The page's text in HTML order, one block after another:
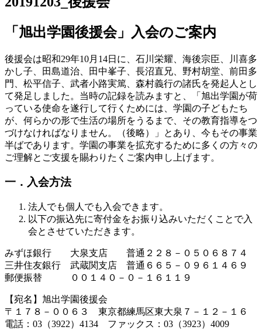
「旭出学園後援会」入会のご案内
後援会は昭和29年10月14日に、石川栄耀、海後宗臣、川喜多
かし子、田島道治、田中峯子、長沼直兄、野村胡堂、前田多
門、松平信子、武者小路実篤、森村義行の諸氏を発起人とし
て発足しました。当時の記録を読みますと、「旭出学園が荷
っている使命を遂行して行くためには、学園の子どもたち
が、何らかの形で生活の場所をうるまで、その教育指導をつ
づけなければなりません。（後略）」とあり、今もその事業
半ばであります。学園の事業を拡充するために多くの方々の
ご理解とご支援を賜わりたくご案内申し上げます。
一．入会方法
法人でも個人でも入会できます。
以下の振込先に寄付金をお振り込みいただくことで入
会とさせていただきます。
みずほ銀行 大泉支店 普通２２８－０５０６８７４
三井住友銀行 武蔵関支店 普通６６５－０９６１４６９
郵便振替 ００１４０－０－１６１１９
【宛名】旭出学園後援会
〒１７８－００６３ 東京都練馬区東大泉７－１２－１６
電話：03（3922）4134 ファックス：03（3923）4009